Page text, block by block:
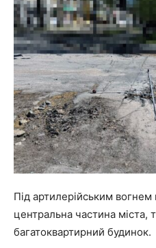
Під артилерійським
центральна частина
багатоквартирний будинок.